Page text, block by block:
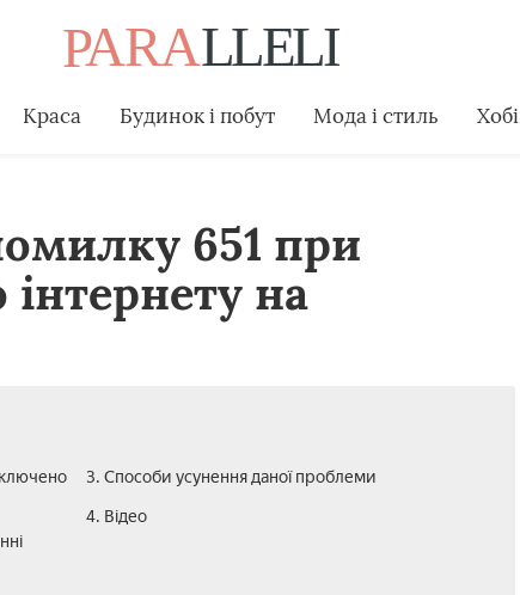
Краса Будинок і побут Мода і стиль Хобі
651 при
на
3. Способи усунення даної проблеми
4. Відео